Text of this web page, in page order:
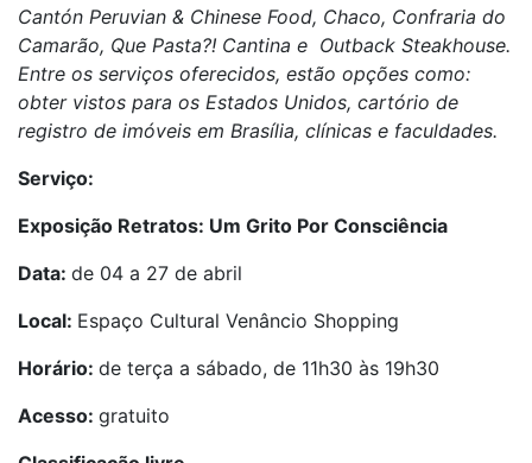
Cantón Peruvian & Chinese Food, Chaco, Confraria do
Camarão, Que Pasta?! Cantina e Outback Steakhouse.
Entre os serviços oferecidos, estão opções como:
obter vistos para os Estados Unidos, cartório de
registro de imóveis em Brasília, clínicas e faculdades.
Serviço:
Exposição Retratos: Um Grito Por Consciência
Data: de 04 a 27 de abril
Local: Espaço Cultural Venâncio Shopping
Horário: de terça a sábado, de 11h30 às 19h30
Acesso: gratuito